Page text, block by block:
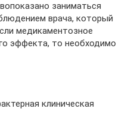
заниматься
врача, который
медикаментозное
эффекта, то необходимо
клиническая